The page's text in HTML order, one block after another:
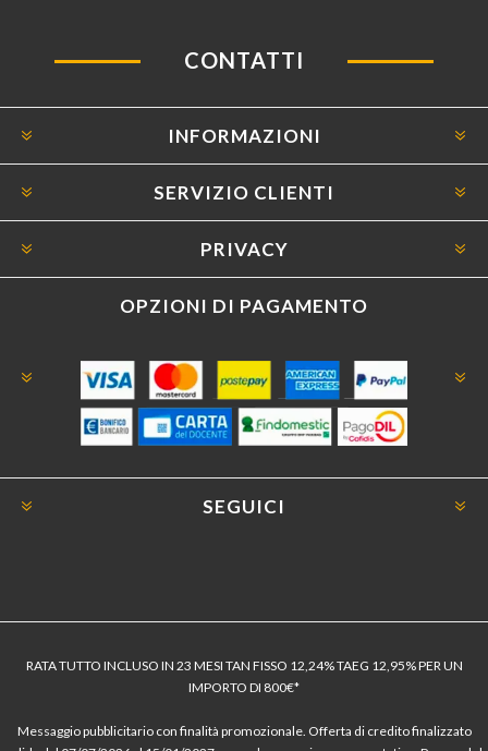
CONTATTI
INFORMAZIONI
SERVIZIO CLIENTI
PRIVACY
OPZIONI DI PAGAMENTO
SEGUICI
RATA TUTTO INCLUSO IN 23 MESI TAN FISSO 12,24% TAEG 12,95% PER UN
IMPORTO DI 800€*
Messaggio pubblicitario con finalità promozionale. Offerta di credito finalizzato